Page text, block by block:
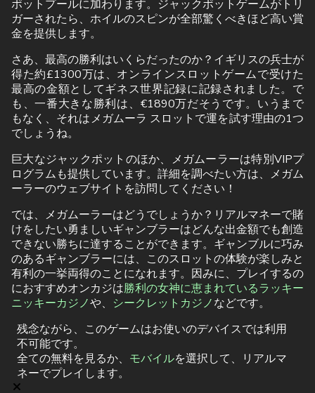
ポットプールに加わります。ジャックポットゲームがトリ
ガーされたら、ホイルのスピンが全部驚くべきほど高い賞
金を提供します。
さあ、最高の勝利はいくらだったのか？イギリスの兵士が
得た約£1300万は、オンラインスロットゲームで受けた
最高の金額としてギネス世界記録に記録されました。で
も、一番大きな勝利は、€1890万だそうです。いうまで
もなく、それはメガムーラ スロットで運を試す理由の1つ
でしょうね。
巨大なジャックポットのほか、メガムーラーは特別VIPプ
ログラムも提供しています。詳細を調べたい方は、メガム
ーラーのウェブサイトを訪問してください！
では、メガムーラーはどうでしょうか？リアルマネーで賭
けをしたい勇ましいギャンブラーはどんな出金額でも創造
できない勝ちに達することができます。ギャンブルに巧み
のあるギャンブラーには、このスロットの体験が楽しみと
有利の一挙両得のことになれます。因みに、プレイするの
におすすめオンカジは勝利の女神に恵まれているラッキー
ニッキーカジノや、 シークレットカジノなどです。
残念ながら、このゲームはお使いのデバイスでは利用
不可能です。
全ての無料を見るか、 モバイルを選択して、リアルマ
ネーでプレイします。